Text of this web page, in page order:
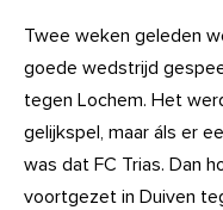
Twee weken geleden
goede wedstrijd
tegen Lochem. Het
gelijkspel, maar áls er
was dat FC Trias. Dan
voortgezet in Duiven